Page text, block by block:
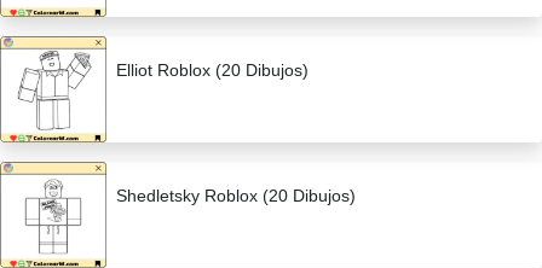
Elliot Roblox (20 Dibujos)
Shedletsky Roblox (20 Dibujos)